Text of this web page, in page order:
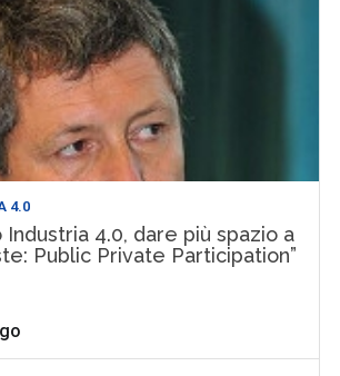
4.0
Industria 4.0, dare più spazio a
Public Private Participation”